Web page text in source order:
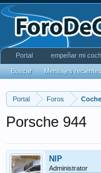
Portal Foros
Porsche 944
NIP
Administrator
Portal empeñar mi
Buscar Mensajes recientes